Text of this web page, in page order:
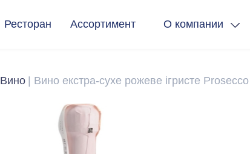
Ресторан Ассортимент О компании
Вино Вино екстра-сухе рожеве ігристе